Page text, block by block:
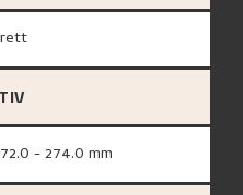
- 274.0 mm